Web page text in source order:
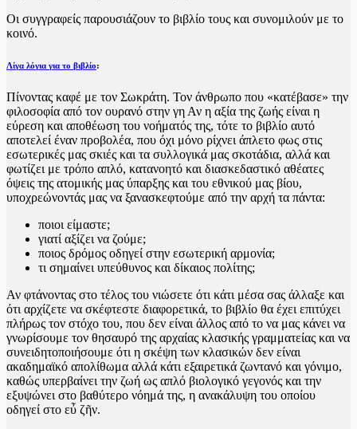
Οι συγγραφείς παρουσιάζουν το βιβλίο τους και συνομιλούν με το
κοινό.
Λίγα λόγια για το βιβλίο:
Πίνοντας καφέ με τον Σωκράτη. Τον άνθρωπο που «κατέβασε» την
φιλοσοφία από τον ουρανό στην γη Αν η αξία της ζωής είναι η
εύρεση και αποθέωση του νοήματός της, τότε το βιβλίο αυτό
αποτελεί έναν προβολέα, που όχι μόνο ρίχνει άπλετο φως στις
εσωτερικές μας σκιές και τα συλλογικά μας σκοτάδια, αλλά και
φωτίζει με τρόπο απλό, κατανοητό και διασκεδαστικό αθέατες
όψεις της ατομικής μας ύπαρξης και του εθνικού μας βίου,
υποχρεώνοντάς μας να ξανασκεφτούμε από την αρχή τα πάντα:
ποιοι είμαστε;
γιατί αξίζει να ζούμε;
ποιος δρόμος οδηγεί στην εσωτερική αρμονία;
τι σημαίνει υπεύθυνος και δίκαιος πολίτης;
Αν φτάνοντας στο τέλος του νιώσετε ότι κάτι μέσα σας άλλαξε και
ότι αρχίζετε να σκέφτεστε διαφορετικά, το βιβλίο θα έχει επιτύχει
πλήρως τον στόχο του, που δεν είναι άλλος από το να μας κάνει να
γνωρίσουμε τον θησαυρό της αρχαίας κλασικής γραμματείας και να
συνειδητοποιήσουμε ότι η σκέψη των κλασικών δεν είναι
ακαδημαϊκό απολίθωμα αλλά κάτι εξαιρετικά ζωντανό και γόνιμο,
καθώς υπερβαίνει την ζωή ως απλό βιολογικό γεγονός και την
εξυψώνει στο βαθύτερο νόημά της, η ανακάλυψη του οποίου
οδηγεί στο εὖ ζῆν.